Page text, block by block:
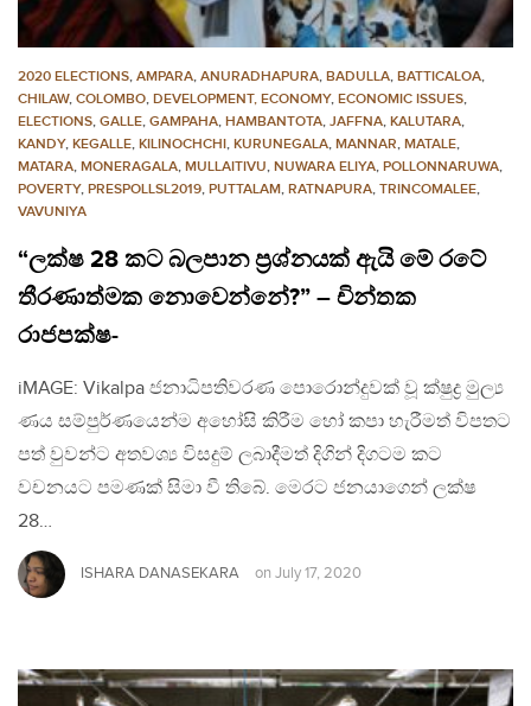
2020 ELECTIONS, AMPARA, ANURADHAPURA, BADULLA, BATTICALOA,
CHILAW, COLOMBO, DEVELOPMENT, ECONOMY, ECONOMIC ISSUES,
ELECTIONS, GALLE, GAMPAHA, HAMBANTOTA, JAFFNA, KALUTARA,
KANDY, KEGALLE, KILINOCHCHI, KURUNEGALA, MANNAR, MATALE,
MATARA, MONERAGALA, MULLAITIVU, NUWARA ELIYA, POLLONNARUWA,
POVERTY, PRESPOLLSL2019, PUTTALAM, RATNAPURA, TRINCOMALEE,
VAVUNIYA
“ලක්ෂ 28 කට බලපාන ප්‍රශ්නයක් ඇයි මේ රටේ
තීරණාත්මක නොවෙන්නේ?” – චින්තක
රාජපක්ෂ-
iMAGE: Vikalpa ජනාධිපතිවරණ පොරොන්දුවක් වූ ක්ෂුද්‍ර මුල්‍ය
ණය සම්පුර්ණයෙන්ම අහෝසි කිරීම හෝ කපා හැරීමත් විපතට
පත් වුවන්ට අතවශ්‍ය විසදුම් ලබාදීමත් දිගින් දිගටම කට
වචනයට පමණක් සිමා වී තිබේ. මෙරට ජනයාගෙන් ලක්ෂ
28…
ISHARA DANASEKARA on July 17, 2020